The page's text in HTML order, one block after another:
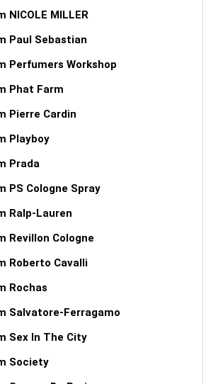
NICOLE MILLER
Paul Sebastian
Perfumers Workshop
Phat Farm
Pierre Cardin
Playboy
Prada
PS Cologne Spray
Ralp-Lauren
Revillon Cologne
Roberto Cavalli
Rochas
Salvatore-Ferragamo
Sex In The City
Society